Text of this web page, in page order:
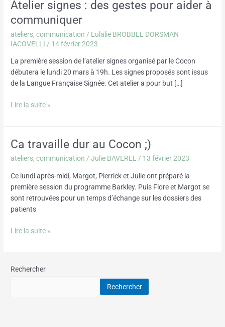
Atelier signes : des gestes pour aider à
communiquer
ateliers,communication / Eulalie BROBBEL DORSMAN
IACOVELLI / 14 février 2023
La première session de l’atelier signes organisé par le Cocon
débutera le lundi 20 mars à 19h. Les signes proposés sont issus
de la Langue Française Signée. Cet atelier a pour but […]
Atelier
:
des
gestes
pour
aider
à
Lire la suite »
Ca travaille dur au Cocon ;)
ateliers,communication /Julie BAVEREL/ 13 février 2023
Ce lundi après-midi, Margot, Pierrick et Julie ont préparé la
première session du programme Barkley. Puis Flore et Margot se
sont retrouvées pour un temps d’échange sur les dossiers des
patients
Ca
au
Cocon
;)
Lire la suite »
Rechercher
Rechercher